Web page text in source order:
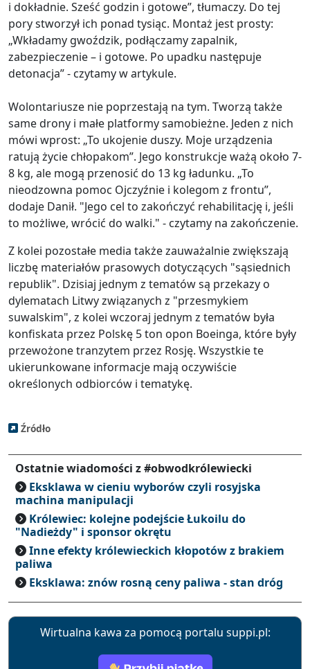
i dokładnie. Sześć godzin i gotowe”, tłumaczy. Do tej
pory stworzył ich ponad tysiąc. Montaż jest prosty:
„Wkładamy gwoździk, podłączamy zapalnik,
zabezpieczenie – i gotowe. Po upadku następuje
detonacja” - czytamy w artykule.
Wolontariusze nie poprzestają na tym. Tworzą także
same drony i małe platformy samobieżne. Jeden z nich
mówi wprost: „To ukojenie duszy. Moje urządzenia
ratują życie chłopakom”. Jego konstrukcje ważą około 7-
8 kg, ale mogą przenosić do 13 kg ładunku. „To
nieodzowna pomoc Ojczyźnie i kolegom z frontu”,
dodaje Danił. "Jego cel to zakończyć rehabilitację i, jeśli
to możliwe, wrócić do walki." - czytamy na zakończenie.
Z kolei pozostałe media także zauważalnie zwiększają
liczbę materiałów prasowych dotyczących "sąsiednich
republik". Dzisiaj jednym z tematów są przekazy o
dylematach Litwy związanych z "przesmykiem
suwalskim", z kolei wczoraj jednym z tematów była
konfiskata przez Polskę 5 ton opon Boeinga, które były
przewożone tranzytem przez Rosję. Wszystkie te
ukierunkowane informacje mają oczywiście
określonych odbiorców i tematykę.
Źródło
Ostatnie wiadomości z #obwodkrólewiecki
Eksklawa w cieniu wyborów czyli rosyjska
machina manipulacji
Królewiec: kolejne podejście Łukoilu do
"Nadieżdy" i sponsor okrętu
Inne efekty królewieckich kłopotów z brakiem
paliwa
Eksklawa: znów rosną ceny paliwa - stan dróg
Wirtualna kawa za pomocą portalu suppi.pl: